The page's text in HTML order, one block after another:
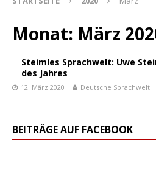
Monat: März
Steimles Sprachwelt: Uwe
des Jahres
12. März 2020 Deutsche Sprachwelt
BEITRÄGE AUF FACEBOOK